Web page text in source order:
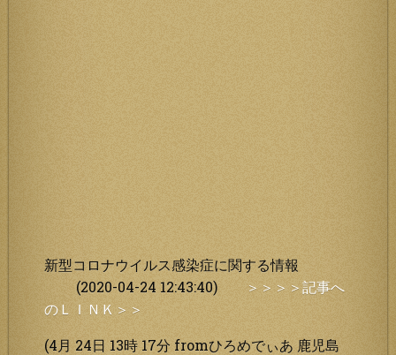
新型コロナウイルス感染症に関する情報
(2020-04-24 12:43:40)
＞＞＞＞記事へ
のＬＩＮＫ＞＞
(4月 24日 13時 17分 fromひろめでぃあ 鹿児島